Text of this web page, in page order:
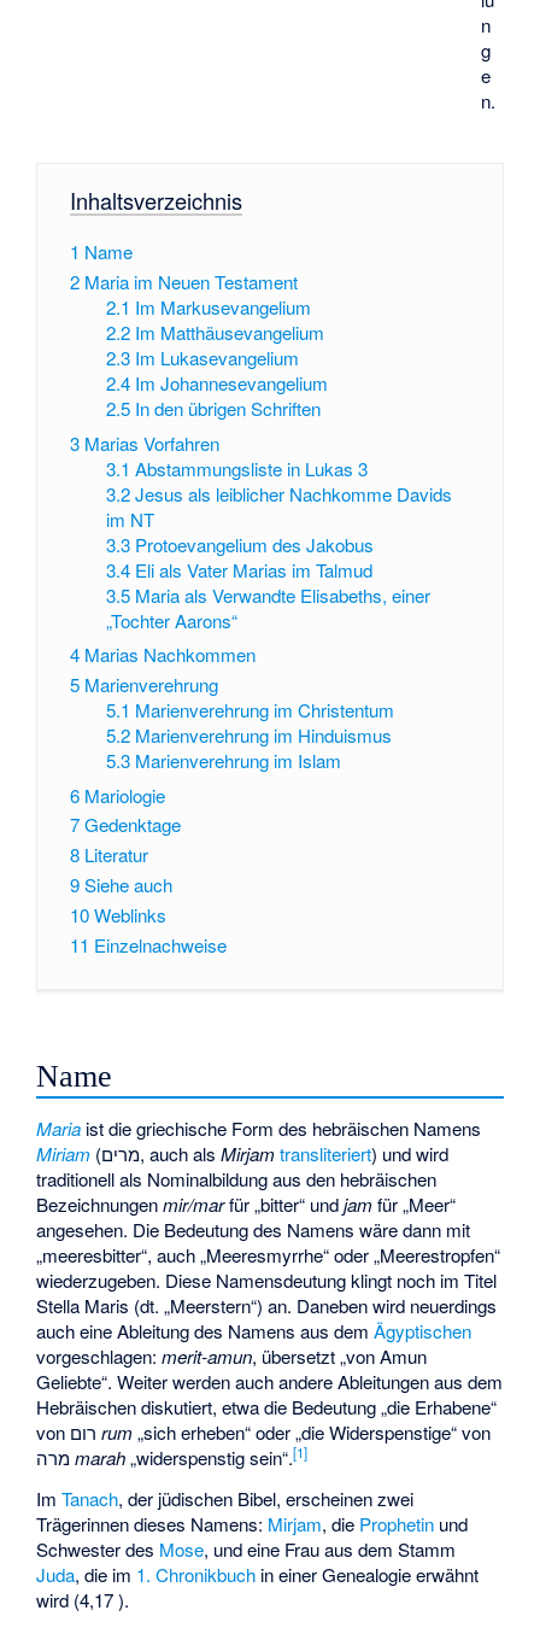
n
g
e
n.
Inhaltsverzeichnis
1 Name
2 Maria im Neuen Testament
2.1 Im Markusevangelium
2.2 Im Matthäusevangelium
2.3 Im Lukasevangelium
2.4 Im Johannesevangelium
2.5 In den übrigen Schriften
3 Marias Vorfahren
3.1 Abstammungsliste in Lukas 3
3.2 Jesus als leiblicher Nachkomme Davids
im NT
3.3 Protoevangelium des Jakobus
3.4 Eli als Vater Marias im Talmud
3.5 Maria als Verwandte Elisabeths, einer
„Tochter Aarons“
4 Marias Nachkommen
5 Marienverehrung
5.1 Marienverehrung im Christentum
5.2 Marienverehrung im Hinduismus
5.3 Marienverehrung im Islam
6 Mariologie
7Gedenktage
8 Literatur
9Siehe auch
10Weblinks
11 Einzelnachweise
Name
Maria ist die griechische Form des hebräischen Namens
Miriam
(מרים, auch alsMirjam transliteriert) und wird
traditionell als Nominalbildung aus den hebräischen
Bezeichnungenmir/marfür „bitter“ undjam für „Meer“
angesehen. Die Bedeutung des Namens wäre dann mit
„meeresbitter“, auch „Meeresmyrrhe“ oder „Meerestropfen“
wiederzugeben. Diese Namensdeutung klingt noch im Titel
Stella Maris (dt. „Meerstern“) an. Daneben wird neuerdings
auch eine Ableitung des Namens aus demÄgyptischen
vorgeschlagen:merit-amun, übersetzt „von Amun
Geliebte“. Weiter werden auch andere Ableitungen aus dem
Hebräischen diskutiert, etwa die Bedeutung „die Erhabene“
von רוםrum „sich erheben“ oder „die Widerspenstige“ von
מרהmarah„widerspenstig sein“.[1]
ImTanach, der jüdischen Bibel, erscheinen zwei
Trägerinnen dieses Namens: Mirjam, die Prophetin und
Schwester des Mose, und eine Frau aus dem Stamm
Juda, die im 1. Chronikbuch in einer Genealogie erwähnt
wird (4,17 ).